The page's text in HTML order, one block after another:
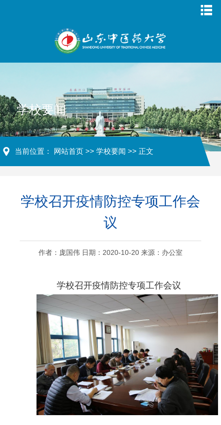
学校要闻
当前位置： 网站首页 >> 学校要闻 >> 正文
学校召开疫情防控专项工作会
议
作者：庞国伟 日期：2020-10-20 来源：办公室
学校召开疫情防控专项工作会议